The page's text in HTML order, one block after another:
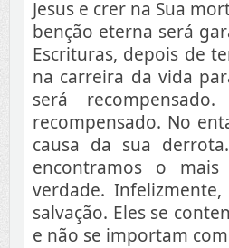
Jesus e crer na Sua
benção eterna será
Escrituras, depois de
na carreira da vida
será
recompensado. No
causa da sua
encontramos o
verdade.
salvação. Eles se
e não se importam